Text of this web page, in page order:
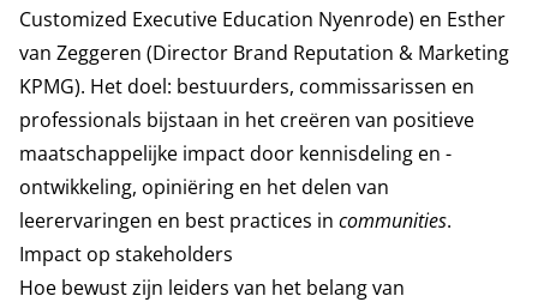
Customized Executive Education Nyenrode) en Esther
van Zeggeren (Director Brand Reputation & Marketing
KPMG). Het doel: bestuurders, commissarissen en
professionals bijstaan in het creëren van positieve
maatschappelijke impact door kennisdeling en -
ontwikkeling, opiniëring en het delen van
leerervaringen en best practices in communities.
Impact op stakeholders
Hoe bewust zijn leiders van het belang van